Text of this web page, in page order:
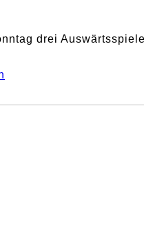
drei